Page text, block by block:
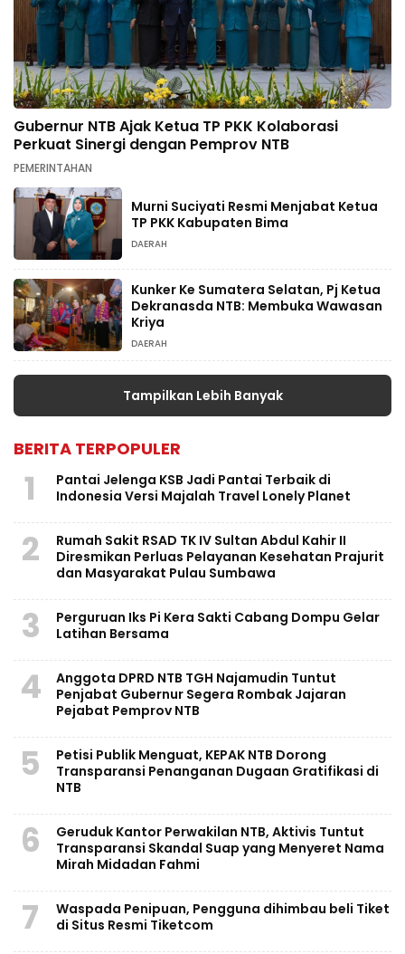
Gubernur NTB Ajak Ketua TP PKK Kolaborasi
Perkuat Sinergi dengan Pemprov NTB
PEMERINTAHAN
Murni Suciyati Resmi Menjabat Ketua
TP PKK Kabupaten Bima
DAERAH
Kunker Ke Sumatera Selatan, Pj Ketua
Dekranasda NTB: Membuka Wawasan
Kriya
DAERAH
Tampilkan Lebih Banyak
BERITA TERPOPULER
1
Pantai Jelenga KSB Jadi Pantai Terbaik di
Indonesia Versi Majalah Travel Lonely Planet
2
Rumah Sakit RSAD TK IV Sultan Abdul Kahir II
Diresmikan Perluas Pelayanan Kesehatan Prajurit
dan Masyarakat Pulau Sumbawa
3
Perguruan Iks Pi Kera Sakti Cabang Dompu Gelar
Latihan Bersama
4
Anggota DPRD NTB TGH Najamudin Tuntut
Penjabat Gubernur Segera Rombak Jajaran
Pejabat Pemprov NTB
5
Petisi Publik Menguat, KEPAK NTB Dorong
Transparansi Penanganan Dugaan Gratifikasi di
NTB
6
Geruduk Kantor Perwakilan NTB, Aktivis Tuntut
Transparansi Skandal Suap yang Menyeret Nama
Mirah Midadan Fahmi
7
Waspada Penipuan, Pengguna dihimbau beli Tiket
di Situs Resmi Tiketcom